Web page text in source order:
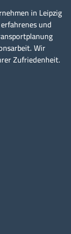
in Leipzig
und
Wir
Zufriedenheit.